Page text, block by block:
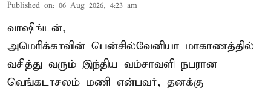
Published on: 06 Aug 2026, 4:23 am
வாஷிங்டன்,
அமெரிக்காவின் பென்சில்வேனியா மாகாணத்தில்
வசித்து வரும் இந்திய வம்சாவளி நபரான
வெங்கடாசலம் மணி என்பவர், தனக்கு